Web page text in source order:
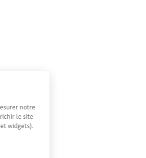
notre
le site
et widgets).